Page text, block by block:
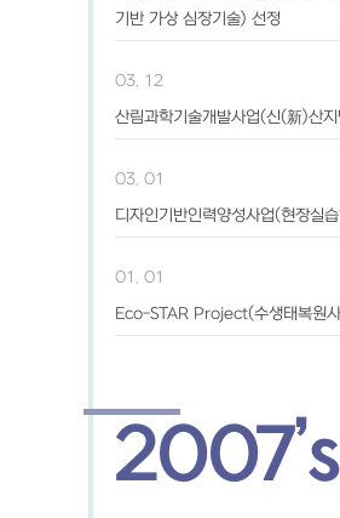
기반 가상 심장기술) 선정
03. 12
산림과학기술개발사업(신(新)산
03. 01
디자인기반인력양성사업(현장실
01. 01
Eco-STAR Project(수생태복원
2007’s